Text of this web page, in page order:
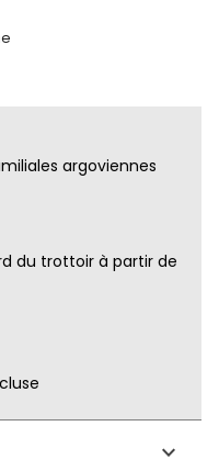
argoviennes
du trottoir à partir de
keyboard_arrow_down